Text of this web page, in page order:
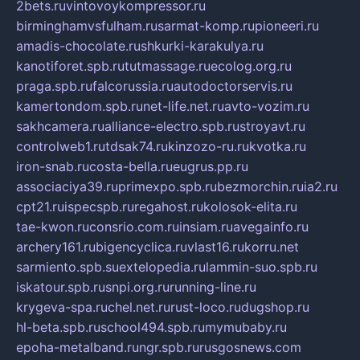
2bets.ruvintovoykompressor.ru
birminghamvsfulham.rusarmat-komp.rupioneeri.ru
amadis-chocolate.rushkurki-karakulya.ru
kanotiforet.spb.rututmassage.ruecolog.org.ru
praga.spb.rufalcorussia.ruautodoctorservis.ru
kamertondom.spb.runet-life.net.ruavto-vozim.ru
sakhcamera.rualliance-electro.spb.rustroyavt.ru
controlweb1.rutdsak74.rukinzozo-ru.rukvotka.ru
iron-snab.rucosta-bella.rueugrus.pp.ru
associaciya39.ruprimexpo.spb.rubezmorchin.ruia2.ru
cpt21.ruispecspb.ruregahost.rukolosok-elita.ru
tae-kwon.ruconsrio.com.ruinsiam.ruavegainfo.ru
archery161.rubigencyclica.ruvlast16.rukorru.net
sarmiento.spb.suextelopedia.rulammin-suo.spb.ru
iskatour.spb.rusnpi.org.rurunning-line.ru
krygeva-spa.ruchel.net.rurust-loco.rudugshop.ru
hl-beta.spb.ruschool494.spb.rumymubaby.ru
epoha-metalband.rungr.spb.rurusgosnews.com